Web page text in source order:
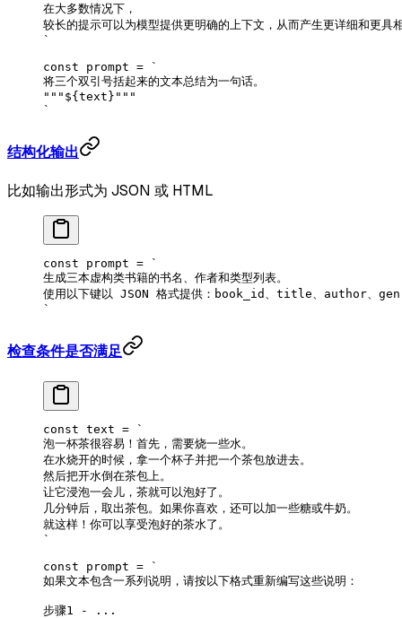
在大多数情况下，
较长的提示可以为模型提供更明确的上下文，从而产生更详细和更具
`
const prompt = `
将三个双引号括起来的文本总结为一句话。
""" ${text} """
`
结构化输出
比如输出形式为 JSON 或 HTML
const prompt = `
生成三本虚构类书籍的书名、作者和类型列表。
使用以下键以 JSON 格式提供：book_id、title、author、
`
检查条件是否满足
const text = `
泡一杯茶很容易！首先，需要烧一些水。
在水烧开的时候，拿一个杯子并把一个茶包放进去。
然后把开水倒在茶包上。
让它浸泡一会儿，茶就可以泡好了。
几分钟后，取出茶包。如果你喜欢，还可以加一些糖或牛奶。
就这样！你可以享受泡好的茶水了。
`
const prompt = `
如果文本包含一系列说明，请按以下格式重新编写这些说明：
步骤1 - ...